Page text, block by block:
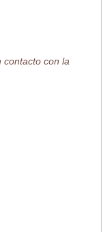
contacto con la